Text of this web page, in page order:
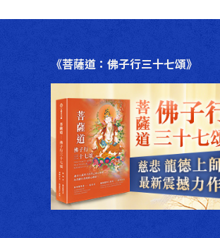
章：
《菩薩道：佛子行三十七頌》